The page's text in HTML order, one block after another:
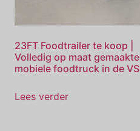
23FT Foodtrailer te koop |
Volledig op maat gemaakte
mobiele foodtruck in de VS
Lees verder